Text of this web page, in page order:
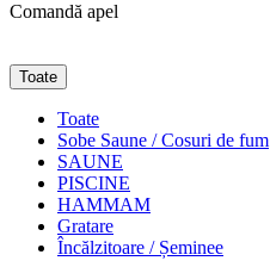
Comandă apel
Toate
Toate
Sobe Saune / Cosuri de fum
SAUNE
PISCINE
HAMMAM
Gratare
Încălzitoare / Șeminee